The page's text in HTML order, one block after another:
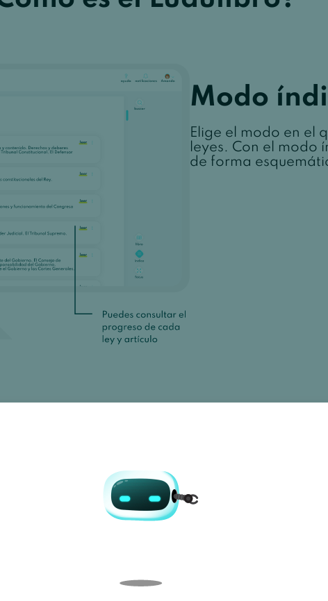
Modo
Elige el modo en el
leyes. Con el modo
de forma
libro, el